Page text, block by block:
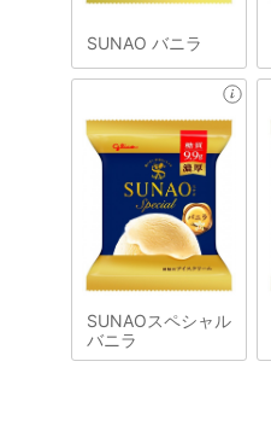
SUNAO バニラ
SUNAOスペシャル
バニラ